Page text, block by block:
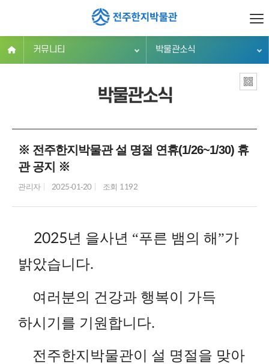
커뮤니티 박물관소식
박물관소식
※ 전주한지박물관 설 명절 연휴(1/26~1/30) 휴
관 공지 ※
관리자 2025-01-20 조회 1192
2025년 을사년 “푸른 뱀의 해”가
밝았습니다.
여러분의 건강과 행복이 가득
하시기를 기원합니다.
전주한지박물관이 설 명절을 맞아